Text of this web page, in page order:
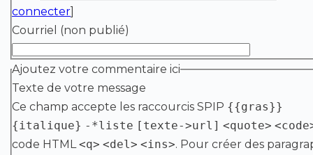
connecter]
Courriel (non publié)
Ajoutez votre commentaire ici
Texte de votre message
Ce champ accepte les raccourcis SPIP {{gras}}
{italique} -*liste [texte->url] <quote>
code HTML<q> <del> <ins>. Pour créer des